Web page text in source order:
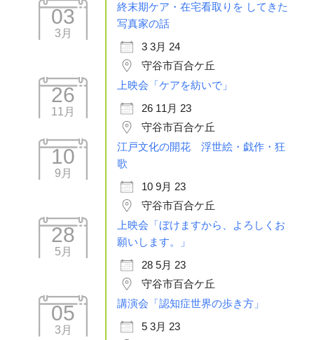
03
3月
終末期ケア・在宅看取りを してきた
写真家の話
3 3月 24
守谷市百合ケ丘
26
11月
上映会「ケアを紡いで」
26 11月 23
守谷市百合ケ丘
10
9月
江戸文化の開花 浮世絵・戯作・狂
歌
10 9月 23
守谷市百合ケ丘
28
5月
上映会「ぼけますから、よろしくお
願いします。」
28 5月 23
守谷市百合ケ丘
05
3月
講演会「認知症世界の歩き方」
5 3月 23